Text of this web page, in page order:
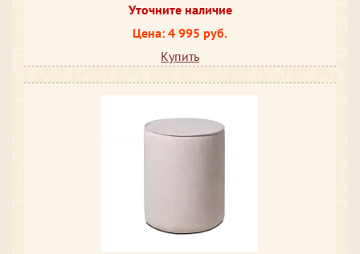
Уточните наличие
Цена: 4 995 руб.
Купить